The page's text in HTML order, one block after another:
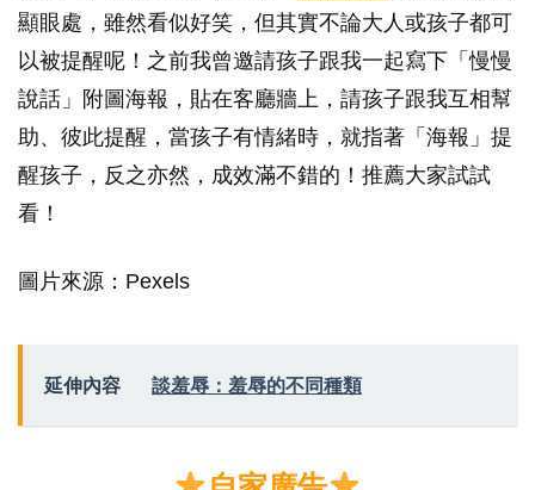
顯眼處，雖然看似好笑，但其實不論大人或孩子都可
以被提醒呢！之前我曾邀請孩子跟我一起寫下「慢慢
說話」附圖海報，貼在客廳牆上，請孩子跟我互相幫
助、彼此提醒，當孩子有情緒時，就指著「海報」提
醒孩子，反之亦然，成效滿不錯的！推薦大家試試
看！
圖片來源：Pexels
延伸內容 談羞辱：羞辱的不同種類